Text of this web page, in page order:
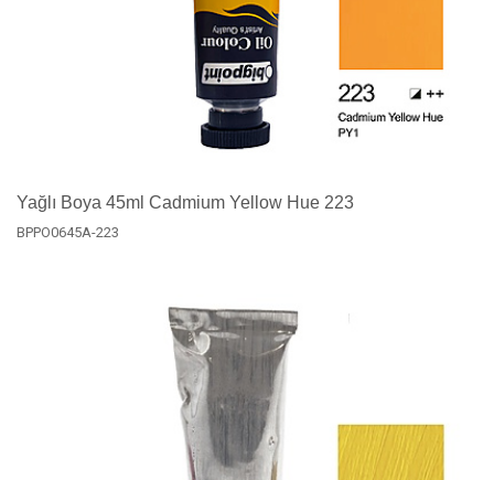
Yağlı Boya 45ml Cadmium Yellow Hue 223
BPPO0645A-223